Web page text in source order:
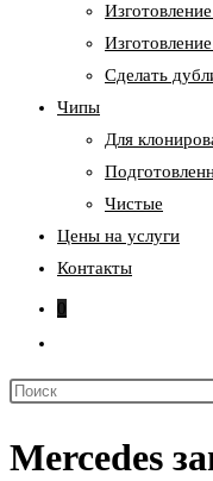
Cделать
Чипы
Для
Чистые
Цены на услуги
Контакты
0
по
сайту
Поиск
сайте
Mercedes